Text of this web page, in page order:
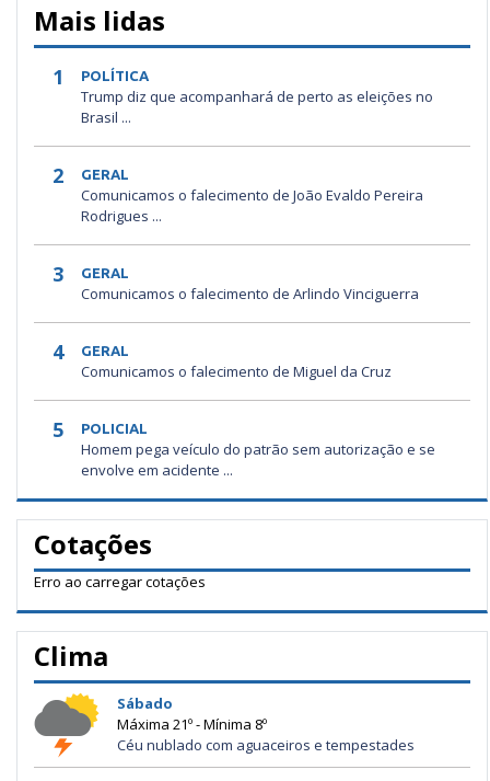
Mais lidas
1 POLÍTICA
Trump diz que acompanhará de perto as eleições no
Brasil ...
2 GERAL
Comunicamos o falecimento de João Evaldo Pereira
Rodrigues ...
3 GERAL
Comunicamos o falecimento de Arlindo Vinciguerra
4 GERAL
Comunicamos o falecimento de Miguel da Cruz
5 POLICIAL
Homem pega veículo do patrão sem autorização e se
envolve em acidente ...
Cotações
Erro ao carregar cotações
Clima
Sábado
Máxima 21º - Mínima 8º
Céu nublado com aguaceiros e tempestades